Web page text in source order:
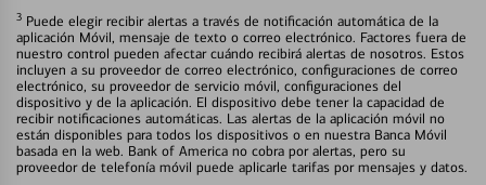
3 Puede elegir recibir alertas a través de notificación automática de la
aplicación Móvil, mensaje de texto o correo electrónico. Factores fuera de
nuestro control pueden afectar cuándo recibirá alertas de nosotros. Estos
incluyen a su proveedor de correo electrónico, configuraciones de correo
electrónico, su proveedor de servicio móvil, configuraciones del
dispositivo y de la aplicación. El dispositivo debe tener la capacidad de
recibir notificaciones automáticas. Las alertas de la aplicación móvil no
están disponibles para todos los dispositivos o en nuestra Banca Móvil
basada en la web. Bank of America no cobra por alertas, pero su
proveedor de telefonía móvil puede aplicarle tarifas por mensajes y datos.